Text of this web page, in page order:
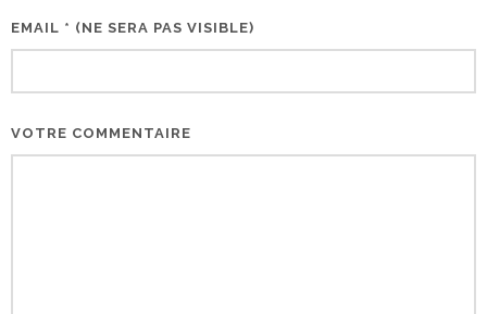
EMAIL * (NE SERA PAS VISIBLE)
VOTRE COMMENTAIRE